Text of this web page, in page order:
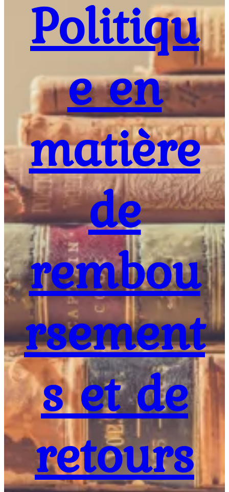
Politiqu
e en
matière
de
rembou
rsement
s et de
retours